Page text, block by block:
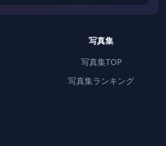
写真集
写真集TOP
写真集ランキング